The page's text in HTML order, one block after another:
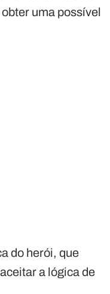
uma possível
do herói, que
a lógica de